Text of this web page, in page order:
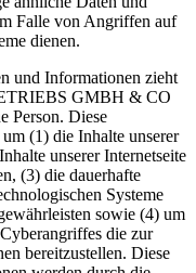
Falle von Angriffen auf
dienen.
und Informationen zieht
GMBH & CO
Person. Diese
(1) die Inhalte unserer
unserer Internetseite
(3) die dauerhafte
Systeme
sowie (4) um
die zur
bereitzustellen. Diese